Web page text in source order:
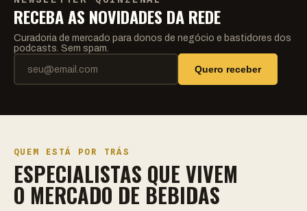
RECEBA AS NOVIDADES DA REDE
Curadoria de mercado para donos de negócio e bastidores dos
podcasts. Sem spam.
Quero receber
QUEM ESTÁ POR TRÁS
ESPECIALISTAS QUE VIVEM
O MERCADO DE BEBIDAS